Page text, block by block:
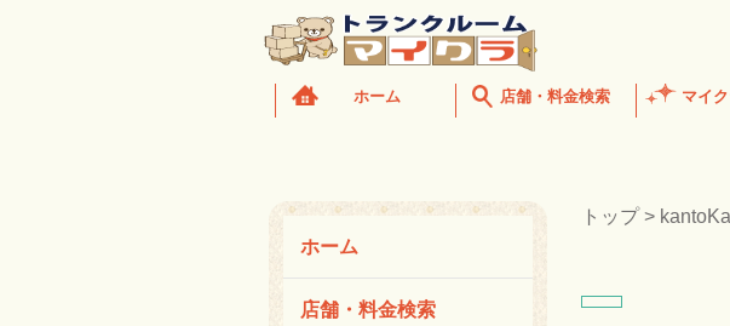
ホーム 店舗・料金検索 マイ
トップ>
ホーム
店舗・料金検索